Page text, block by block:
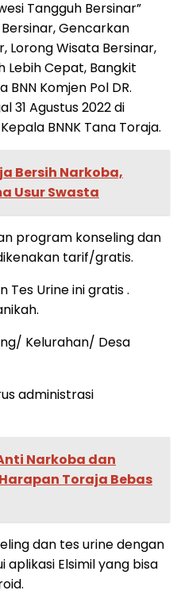
Tangguh Bersinar”
Gencarkan
Lorong Wisata Bersinar,
Lebih Cepat, Bangkit
Komjen Pol DR.
31 Agustus 2022 di
BNNK Tana Toraja.
Bersih Narkoba,
Usur Swasta
program konseling dan
tarif/gratis.
Tes Urine ini gratis .
Kelurahan/ Desa
administrasi
Narkoba dan
Toraja Bebas
dan tes urine dengan
aplikasi Elsimil yang bisa